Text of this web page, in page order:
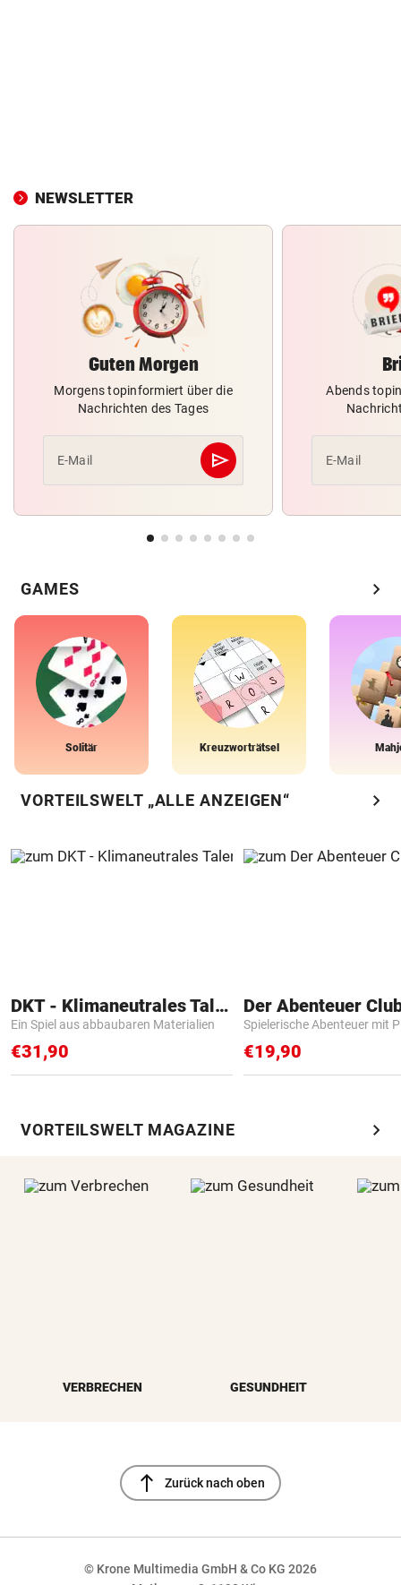
NEWSLETTER
Guten Morgen
Morgens topinformiert über die
Nachrichten des Tages
E-Mail send
Abschicken
Abends
E-Mail
GAMES chevron_right
Solitär Kreuzworträtsel
VORTEILSWELT „ALLE ANZEIGEN“ chevron_right
DKT - Klimaneutrales Talent
Ein Spiel aus abbaubaren Materialien
€31,90
Der Abenteuer
Spielerische Abenteuer mit
€19,90
VORTEILSWELT MAGAZINE chevron_right
VERBRECHEN GESUNDHEIT
north Zurück nach oben
© Krone Multimedia GmbH & Co KG 2026